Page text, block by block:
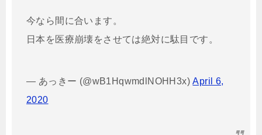
今なら間に合います。
日本を医療崩壊をさせては絶対に駄目です。
— あっきー (@wB1HqwmdlNOHH3x)April 6,
2020